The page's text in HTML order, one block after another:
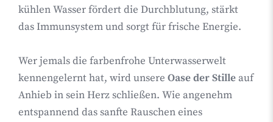
kühlen Wasser fördert die Durchblutung, stärkt
das Immunsystem und sorgt für frische Energie.
Wer jemals die farbenfrohe Unterwasserwelt
kennengelernt hat, wird unsere Oase der Stille auf
Anhieb in sein Herz schließen. Wie angenehm
entspannend das sanfte Rauschen eines